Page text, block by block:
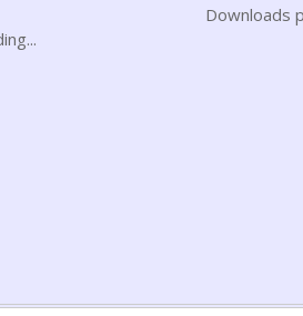
Downloads